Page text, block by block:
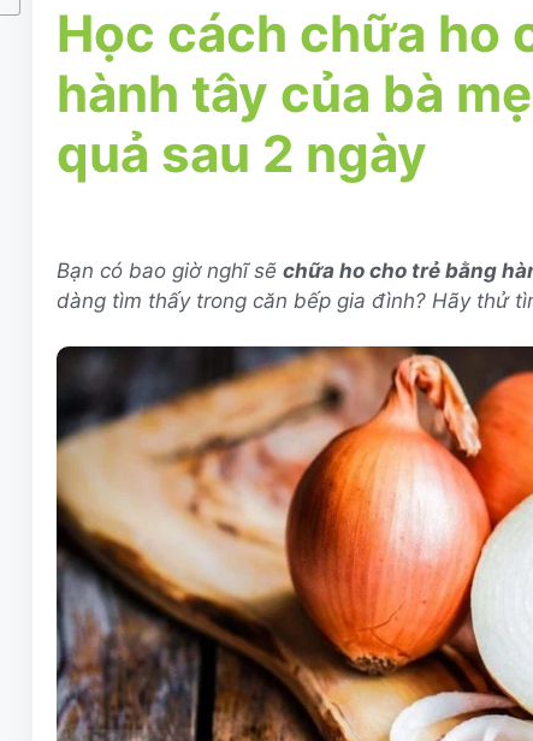
Học cách chữa ho
hành tây của bà
quả sau 2 ngày
Bạn có bao giờ nghĩ sẽ chữa ho cho trẻ bằng
dàng tìm thấy trong căn bếp gia đình? Hãy thử